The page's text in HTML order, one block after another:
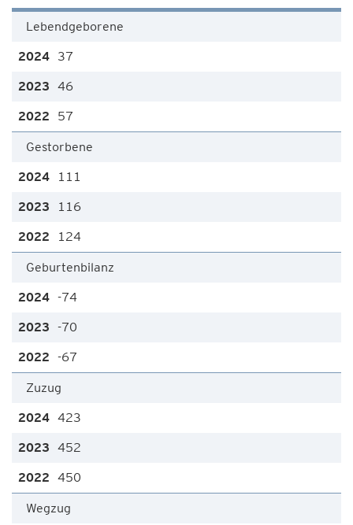
Lebendgeborene
37
46
57
Gestorbene
111
116
124
Geburtenbilanz
-74
-70
-67
Zuzug
423
452
450
Wegzug